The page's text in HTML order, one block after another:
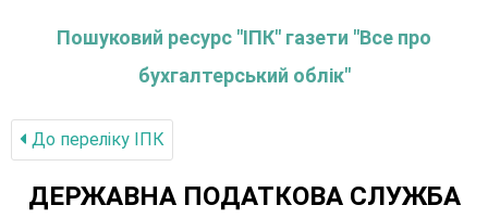
Пошуковий ресурс "ІПК" газети "Все про
бухгалтерський облік"
До переліку IПК
ДЕРЖАВНА ПОДАТКОВА СЛУЖБА